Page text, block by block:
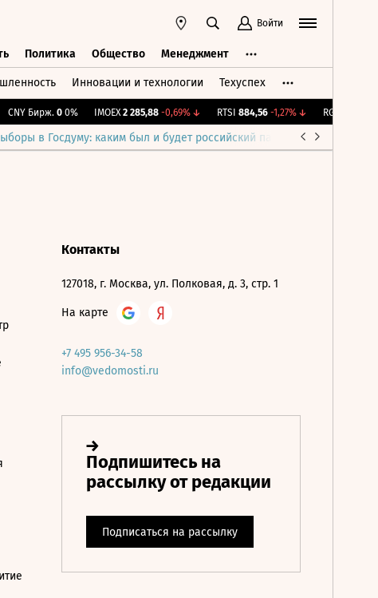
Войти
Политика Общество Менеджмент
Инновации и технологии Техуспех
CNY Бирж. 0 0% IMOEX 2 285,88 -0,69%↓ RTSI 884,56 -1,27%↓ RGBI
в Госдуму: каким был и будет российский парламент
Контакты
127018, г. Москва, ул. Полковая, д. 3, стр. 1
На карте
+7 495 956-34-58
info@vedomosti.ru